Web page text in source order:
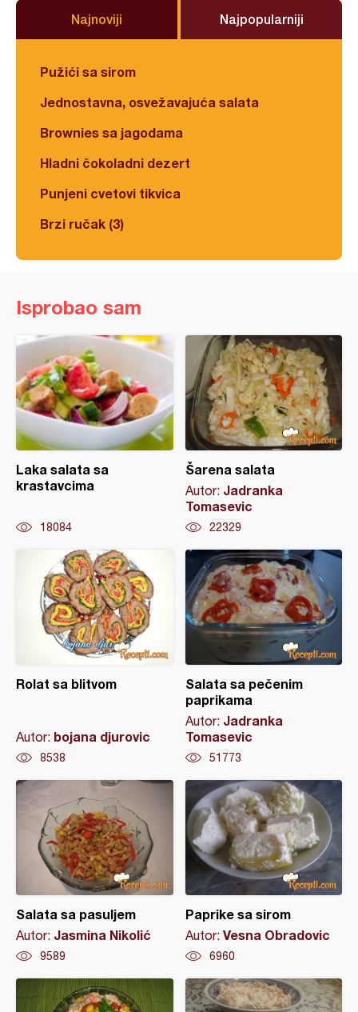
Najnoviji Najpopularniji
Pužići sa sirom
Jednostavna, osvežavajuća salata
Brownies sa jagodama
Hladni čokoladni dezert
Punjeni cvetovi tikvica
Brzi ručak (3)
Isprobao sam
Laka salata sa
krastavcima
18084
Šarena salata
Autor: Jadranka
Tomasevic
22329
Rolat sa blitvom
Autor: bojana djurovic
8538
Salata sa pečenim
paprikama
Autor: Jadranka
Tomasevic
51773
Salata sa pasuljem
Autor: Jasmina Nikolić
9589
Paprike sa sirom
Autor: Vesna Obradovic
6960